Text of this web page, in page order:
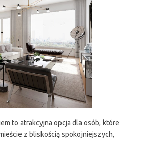
to atrakcyjna opcja dla osób, które
z bliskością spokojniejszych,